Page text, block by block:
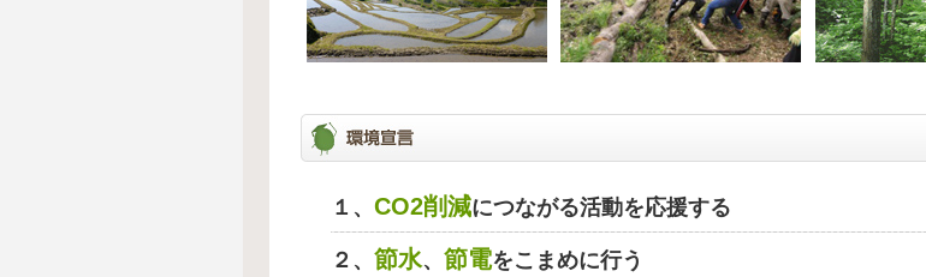
１、 CO2削減につながる活動を応援する
２、 節水、 節電をこまめに行う